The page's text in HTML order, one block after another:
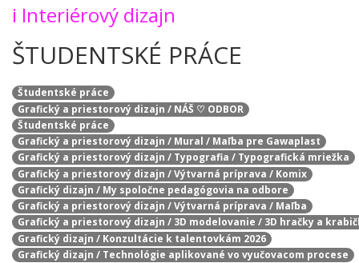
i Interiérový dizajn
ŠTUDENTSKÉ PRÁCE
Študentské práce
Grafický a priestorový dizajn / NÁŠ ♡ ODBOR
Študentské práce
Grafický a priestorový dizajn / Mural / Maľba pre Gawaplast
Grafický a priestorový dizajn / Typografia / Typografická mriežka
Grafický a priestorový dizajn / Výtvarná príprava / Komix
Grafický dizajn / My spoločne pedagógovia na odbore
Grafický a priestorový dizajn / Výtvarná príprava / Maľba
Grafický a priestorový dizajn / 3D modelovanie / 3D hračky a
Grafický dizajn / Konzultácie k talentovkám 2026
Grafický dizajn / Technológie aplikované vo vyučovacom procese